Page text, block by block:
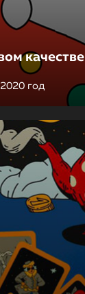
качестве
год